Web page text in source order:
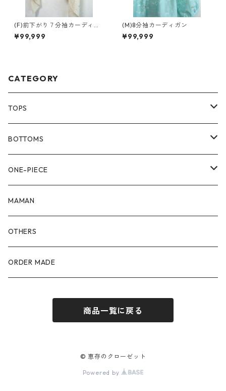
(F)前下がり７分袖カーディガ
ン
¥99,999
(M)8分袖カーディガン
¥99,999
CATEGORY
TOPS
80size
90size
100size
110size
BOTTOMS
80size
90size
100size
110size
ONE-PIECE
80size
90size
100size
MAMAN
OTHERS
ORDER MADE
商品一覧に戻る
© 恵存のクローゼット
Powered by